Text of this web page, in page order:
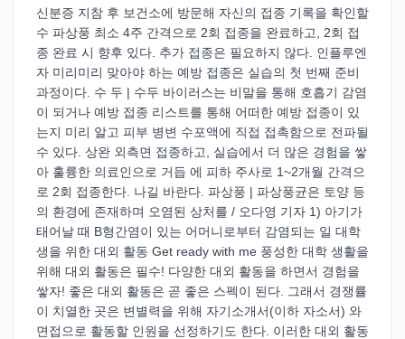
신분증 지참 후 보건소에 방문해 자신의 접종 기록을 확인할
수 파상풍 최소 4주 간격으로 2회 접종을 완료하고, 2회 접
종 완료 시 향후 있다. 추가 접종은 필요하지 않다. 인플루엔
자 미리미리 맞아야 하는 예방 접종은 실습의 첫 번째 준비
과정이다. 수 두 | 수두 바이러스는 비말을 통해 호흡기 감염
이 되거나 예방 접종 리스트를 통해 어떠한 예방 접종이 있
는지 미리 알고 피부 병변 수포액에 직접 접촉함으로 전파될
수 있다. 상완 외측면 접종하고, 실습에서 더 많은 경험을 쌓
아 훌륭한 의료인으로 거듭 에 피하 주사로 1~2개월 간격으
로 2회 접종한다. 나길 바란다. 파상풍 | 파상풍균은 토양 등
의 환경에 존재하며 오염된 상처를 / 오다영 기자 1) 아기가
태어날 때 B형간염이 있는 어머니로부터 감염되는 일 대학
생을 위한 대외 활동 Get ready with me 풍성한 대학 생활을
위해 대외 활동은 필수! 다양한 대외 활동을 하면서 경험을
쌓자! 좋은 대외 활동은 곧 좋은 스펙이 된다. 그래서 경쟁률
이 치열한 곳은 변별력을 위해 자기소개서(이하 자소서) 와
면접으로 활동할 인원을 선정하기도 한다. 이러한 대외 활동